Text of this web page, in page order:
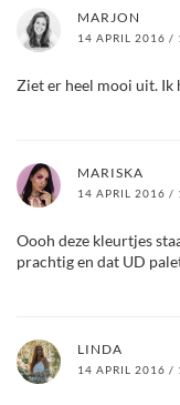
MARJON
14 APRIL 2016 /
Ziet er heel mooi uit. Ik
MARISKA
14 APRIL 2016 /
Oooh deze kleurtjes
prachtig en dat UD
LINDA
14 APRIL 2016 /